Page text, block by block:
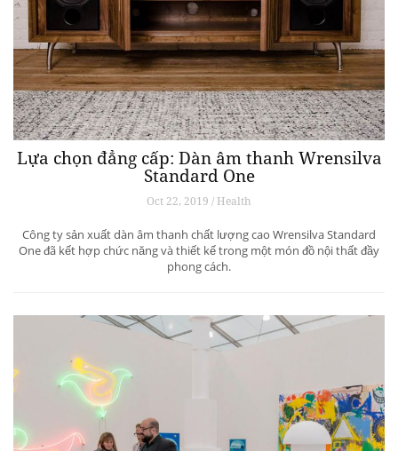
Lựa chọn đẳng cấp: Dàn âm thanh Wrensilva
Standard One
Oct 22, 2019 / Health
Công ty sản xuất dàn âm thanh chất lượng cao Wrensilva Standard
One đã kết hợp chức năng và thiết kế trong một món đồ nội thất đầy
phong cách.